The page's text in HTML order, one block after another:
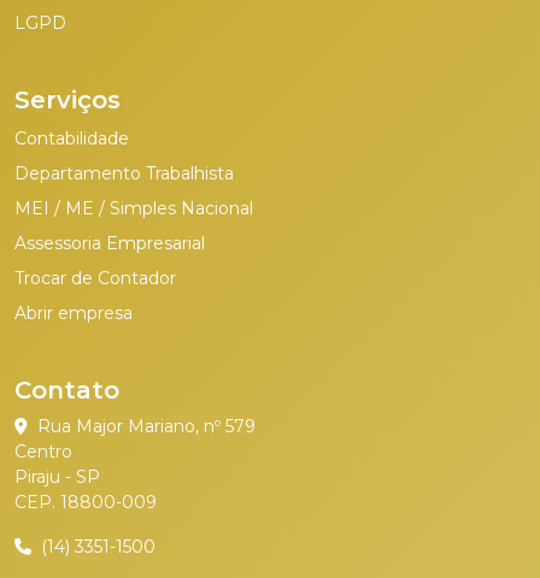
LGPD
Serviços
Contabilidade
Departamento Trabalhista
MEI / ME / Simples Nacional
Assessoria Empresarial
Trocar de Contador
Abrir empresa
Contato
Rua Major Mariano, nº 579
Centro
Piraju - SP
CEP. 18800-009
(14) 3351-1500